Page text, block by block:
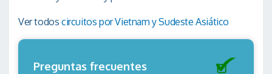
Ver todos circuitos por Vietnam y Sudeste Asiático
Preguntas frecuentes